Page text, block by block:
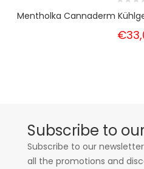
Mentholka Cannaderm
Subscribe to
Subscribe to our
all the promotions and